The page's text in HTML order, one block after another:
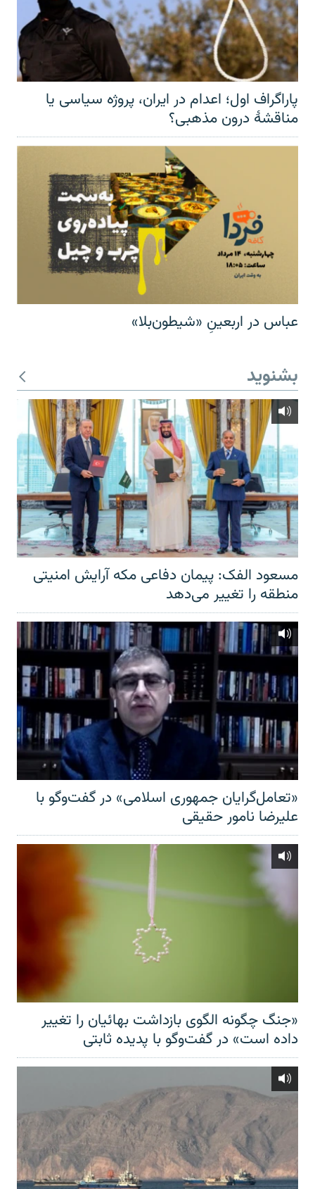
پاراگراف اول؛ اعدام در ایران، پروژه سیاسی یا
مناقشهٔ درون مذهبی؟
عباس در اربعینِ «شیطون‌بلا»
بشنوید
مسعود الفک: پیمان دفاعی مکه آرایش امنیتی
منطقه را تغییر می‌دهد
«تعامل‌گرایان جمهوری اسلامی» در گفت‌وگو با
علیرضا نامور حقیقی
«جنگ چگونه الگوی بازداشت بهائیان را تغییر
داده است» در گفت‌وگو با پدیده ثابتی